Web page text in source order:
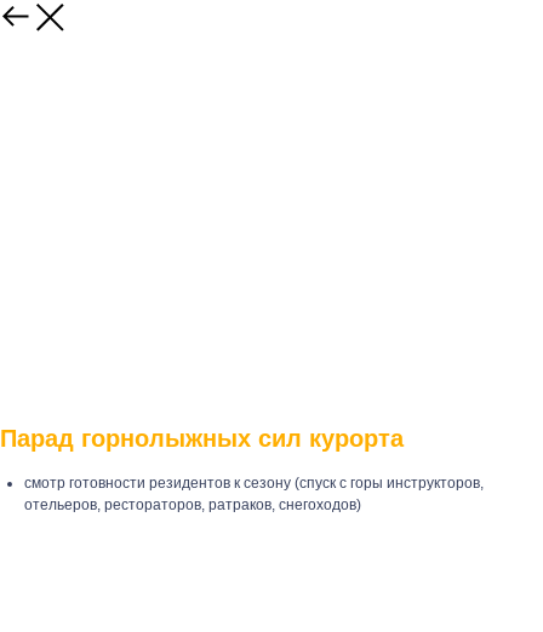
Парад горнолыжных сил курорта
смотр готовности резидентов к сезону (спуск с горы инструкторов,
отельеров, рестораторов, ратраков, снегоходов)